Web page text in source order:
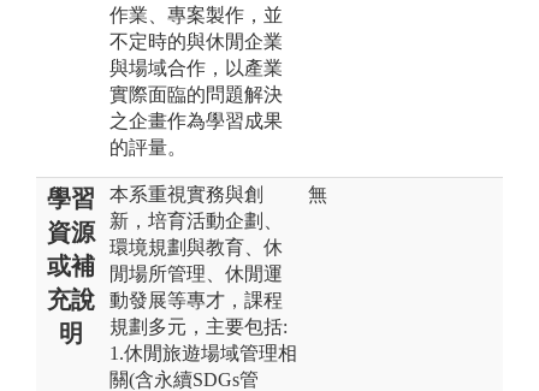
作業、專案製作，並
不定時的與休閒企業
與場域合作，以產業
實際面臨的問題解決
之企畫作為學習成果
的評量。
學習
資源
或補
充說
明
本系重視實務與創
新，培育活動企劃、
環境規劃與教育、休
閒場所管理、休閒運
動發展等專才，課程
規劃多元，主要包括:
1.休閒旅遊場域管理相
關(含永續SDGs管
無